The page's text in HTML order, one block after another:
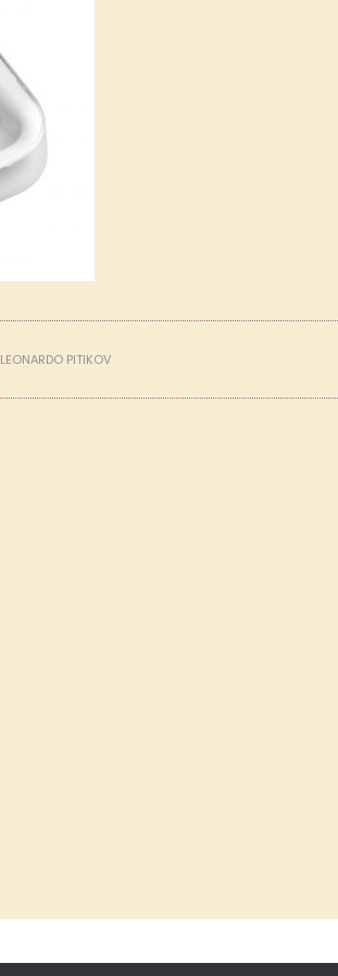
LEONARDO PITIKOV